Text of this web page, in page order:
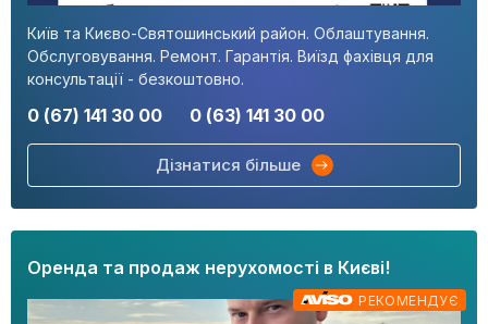
Київ та Києво-Святошинський район. Облаштування.
Обслуговування. Ремонт. Гарантія. Виїзд фахівця для
консультації - безкоштовно.
0 (67) 141 30 00 0 (63) 141 30 00
Дізнатися більше
Оренда та продаж нерухомості в Києві!
РЕКОМЕНДУЄ